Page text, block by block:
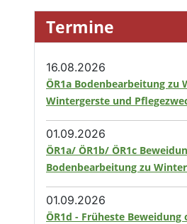
Termine
16.08.2026
ÖR1a Bodenbearbeitung zu
Wintergerste und
01.09.2026
ÖR1a/ ÖR1b/ ÖR1c
Bodenbearbeitung zu
01.09.2026
ÖR1d - Früheste Beweidung